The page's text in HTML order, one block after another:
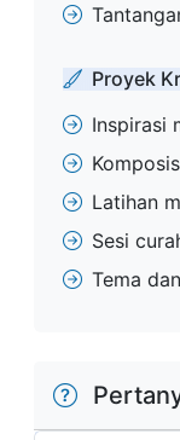
Proyek
Inspirasi
Latihan
Sesi
Tema